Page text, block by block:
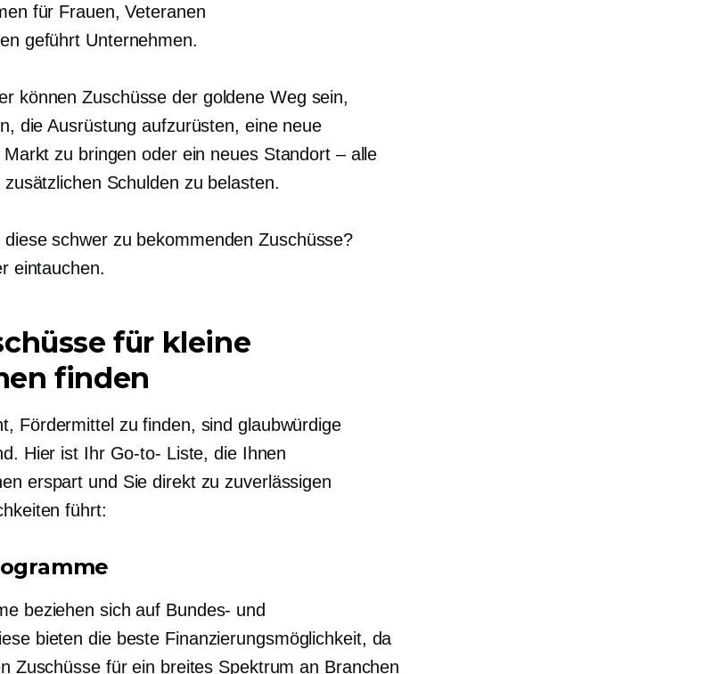
für Frauen, Veteranen
geführt Unternehmen.
können Zuschüsse der goldene Weg sein,
die Ausrüstung aufzurüsten, eine neue
zu bringen oder ein neues Standort – alle
Schulden zu belasten.
schwer zu bekommenden Zuschüsse?
eintauchen.
für kleine
finden
Fördermittel zu finden, sind glaubwürdige
Hier ist Ihr Go-to- Liste, die Ihnen
erspart und Sie direkt zu zuverlässigen
führt:
beziehen sich auf Bundes- und
bieten die beste Finanzierungsmöglichkeit, da
Zuschüsse für ein breites Spektrum an Branchen